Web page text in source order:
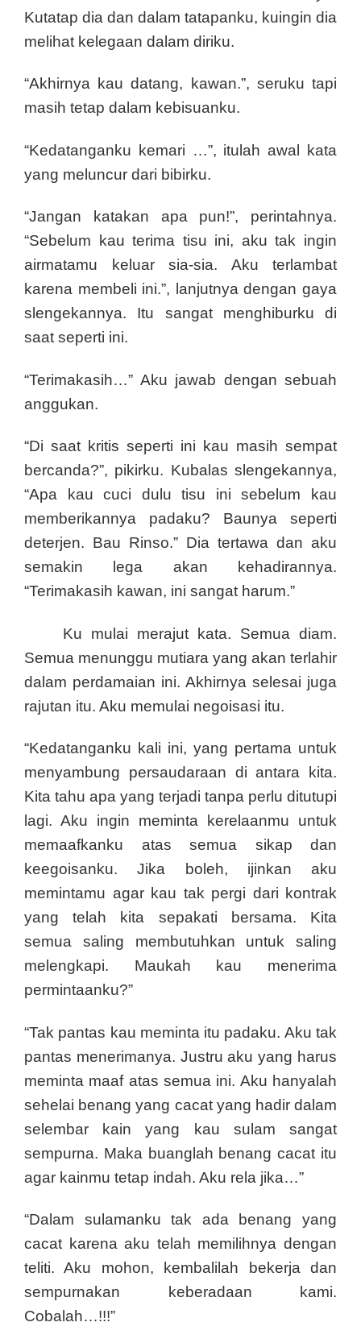
Kutatap dia dan dalam tatapanku, kuingin dia
melihat kelegaan dalam diriku.
“Akhirnya kau datang, kawan.”, seruku tapi
masih tetap dalam kebisuanku.
“Kedatanganku kemari …”, itulah awal kata
yang meluncur dari bibirku.
“Jangan katakan apa pun!”, perintahnya.
“Sebelum kau terima tisu ini, aku tak ingin
airmatamu keluar sia-sia. Aku terlambat
karena membeli ini.”, lanjutnya dengan gaya
slengekannya. Itu sangat menghiburku di
saat seperti ini.
“Terimakasih…” Aku jawab dengan sebuah
anggukan.
“Di saat kritis seperti ini kau masih sempat
bercanda?”, pikirku. Kubalas slengekannya,
“Apa kau cuci dulu tisu ini sebelum kau
memberikannya padaku? Baunya seperti
deterjen. Bau Rinso.” Dia tertawa dan aku
semakin lega akan kehadirannya.
“Terimakasih kawan, ini sangat harum.”
Ku mulai merajut kata. Semua diam.
Semua menunggu mutiara yang akan terlahir
dalam perdamaian ini. Akhirnya selesai juga
rajutan itu. Aku memulai negoisasi itu.
“Kedatanganku kali ini, yang pertama untuk
menyambung persaudaraan di antara kita.
Kita tahu apa yang terjadi tanpa perlu ditutupi
lagi. Aku ingin meminta kerelaanmu untuk
memaafkanku atas semua sikap dan
keegoisanku. Jika boleh, ijinkan aku
memintamu agar kau tak pergi dari kontrak
yang telah kita sepakati bersama. Kita
semua saling membutuhkan untuk saling
melengkapi. Maukah kau menerima
permintaanku?”
“Tak pantas kau meminta itu padaku. Aku tak
pantas menerimanya. Justru aku yang harus
meminta maaf atas semua ini. Aku hanyalah
sehelai benang yang cacat yang hadir dalam
selembar kain yang kau sulam sangat
sempurna. Maka buanglah benang cacat itu
agar kainmu tetap indah. Aku rela jika…”
“Dalam sulamanku tak ada benang yang
cacat karena aku telah memilihnya dengan
teliti. Aku mohon, kembalilah bekerja dan
sempurnakan keberadaan kami.
Cobalah…!!!”